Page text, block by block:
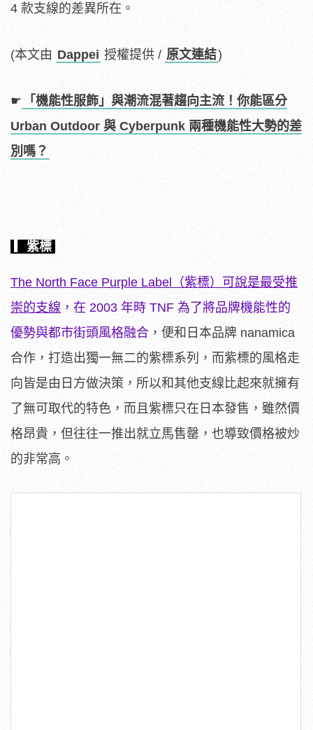
4 款支線的差異所在。
(本文由 Dappei 授權提供 / 原文連結)
☛
「機能性服飾」與潮流混著趨向主流！你能區分
Urban Outdoor 與 Cyberpunk 兩種機能性大勢的差
別嗎？
▎紫標
The North Face Purple Label（紫標）可說是最受推
崇的支線 ，在 2003 年時 TNF 為了將品牌機能性的
優勢與都市街頭風格融合 ，便和日本品牌 nanamica
合作，打造出獨一無二的紫標系列，而紫標的風格走
向皆是由日方做決策，所以和其他支線比起來就擁有
了無可取代的特色，而且紫標只在日本發售，雖然價
格昂貴，但往往一推出就立馬售罄，也導致價格被炒
的非常高。